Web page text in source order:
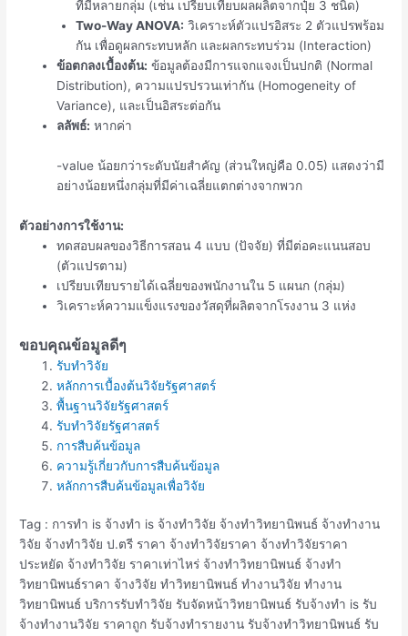
ที่มีหลายกลุ่ม (เช่น เปรียบเทียบผลผลิตจากปุ๋ย 3 ชนิด)
Two-Way ANOVA: วิเคราะห์ตัวแปรอิสระ 2 ตัวแปรพร้อม
กัน เพื่อดูผลกระทบหลัก และผลกระทบร่วม (Interaction)
ข้อตกลงเบื้องต้น: ข้อมูลต้องมีการแจกแจงเป็นปกติ (Normal
Distribution), ความแปรปรวนเท่ากัน (Homogeneity of
Variance), และเป็นอิสระต่อกัน
ลลัพธ์: หากค่า
-value น้อยกว่าระดับนัยสำคัญ (ส่วนใหญ่คือ 0.05) แสดงว่ามี
อย่างน้อยหนึ่งกลุ่มที่มีค่าเฉลี่ยแตกต่างจากพวก
ตัวอย่างการใช้งาน:
ทดสอบผลของวิธีการสอน 4 แบบ (ปัจจัย) ที่มีต่อคะแนนสอบ
(ตัวแปรตาม)
เปรียบเทียบรายได้เฉลี่ยของพนักงานใน 5 แผนก (กลุ่ม)
วิเคราะห์ความแข็งแรงของวัสดุที่ผลิตจากโรงงาน 3 แห่ง
ขอบคุณข้อมูลดีๆ
รับทำวิจัย
หลักการเบื้องต้นวิจัยรัฐศาสตร์
พื้นฐานวิจัยรัฐศาสตร์
รับทำวิจัยรัฐศาสตร์
การสืบค้นข้อมูล
ความรู้เกี่ยวกับการสืบค้นข้อมูล
หลักการสืบค้นข้อมูลเพื่อวิจัย
Tag : การทำ is จ้างทำ is จ้างทำวิจัย จ้างทำวิทยานิพนธ์ จ้างทํางาน
วิจัย จ้างทําวิจัย ป.ตรี ราคา จ้างทําวิจัยราคา จ้างทําวิจัยราคา
ประหยัด จ้างทําวิจัย ราคาเท่าไหร่ จ้างทําวิทยานิพนธ์ จ้างทํา
วิทยานิพนธ์ราคา จ้างวิจัย ทําวิทยานิพนธ์ ทำงานวิจัย ทำงาน
วิทยานิพนธ์ บริการรับทำวิจัย รับจัดหน้าวิทยานิพนธ์ รับจ้างทำ is รับ
จ้างทํางานวิจัย ราคาถูก รับจ้างทํารายงาน รับจ้างทําวิทยานิพนธ์ รับ